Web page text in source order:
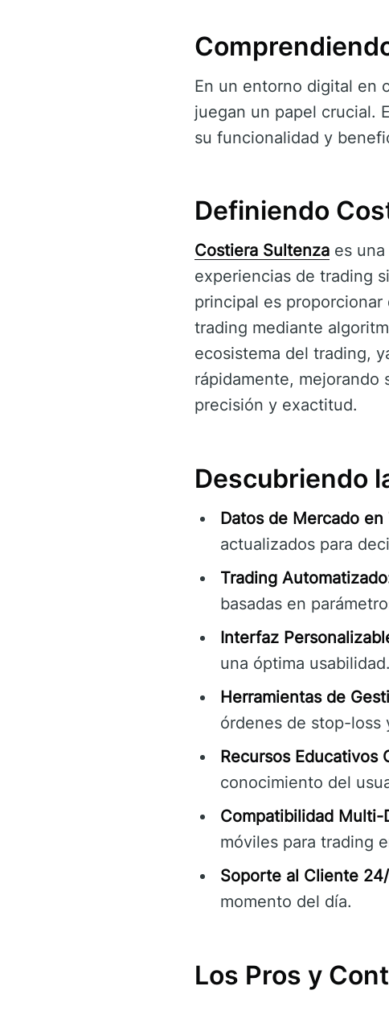
En un entorno digital en
juegan un papel crucial.
su funcionalidad y
Definiendo
Costiera Sultenza es
experiencias de trading
principal es
trading mediante
ecosistema del trading,
rápidamente, mejorando
precisión y exactitud.
Descubriendo
Datos de Mercado en
actualizados para
Trading
basadas en
Interfaz
una óptima usabilidad.
Herramientas de
órdenes de stop-loss
Recursos Educativos
conocimiento del
Compatibilidad Multi-
móviles para trading
Soporte al Cliente
momento del día.
Los Pros y